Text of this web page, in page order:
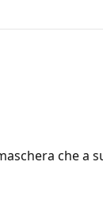
che a